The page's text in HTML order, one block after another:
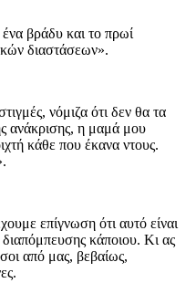
βράδυ και το πρωί
διαστάσεων».
νόμιζα ότι δεν θα τα
ανάκρισης, η μαμά μου
κάθε που έκανα ντους.
επίγνωση ότι αυτό είναι
κάποιου. Κι ας
από μας, βεβαίως,